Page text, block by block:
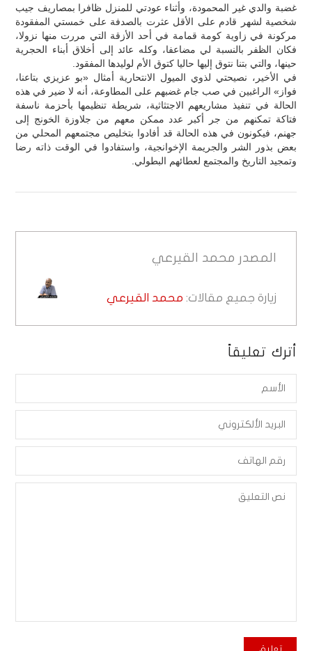
غضبة والدي غير المحمودة، وأثناء عودتي للمنزل ظافرا بمصاريف جيب
شخصية لشهر قادم على الأقل عثرت بالصدفة على خمستي المفقودة
مركونة في زاوية كومة قمامة في أحد الأزقة التي مررت منها نزولا،
فكان الظفر بالنسبة لي مضاعفا، وكله عائد إلى أخلاق أبناء الحجرية
حينها، والتي بتنا نتوق إليها حاليا كتوق الأم لوليدها المفقود.
في الأخير، نصيحتي لذوي الميول الانتحارية أمثال «بو عزيزي بتاعنا،
فواز» الراغبين في صب جام غضبهم على المطاوعة، أنه لا ضير في هذه
الحالة في تنفيذ مشاريعهم الاجتثاثية، شريطة تنظيمها بأحزمة ناسفة
فتاكة تمكنهم من جر أكبر عدد ممكن معهم من جلاوزة الخونج إلى
جهنم، فيكونون في هذه الحالة قد أفادوا بتخليص مجتمعهم المحلي من
بعض بذور الشر والجريمة الإخوانجية، واستفادوا في الوقت ذاته رضا
وتمجيد التاريخ والمجتمع لعطائهم البطولي.
المصدر محمد القيرعي
زيارة جميع مقالات: محمد القيرعي
أترك تعليقاً